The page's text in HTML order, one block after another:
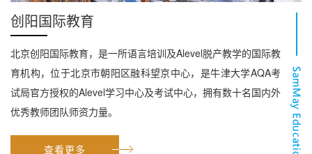
创阳国际教育
北京创阳国际教育，是一所语言培训及Alevel脱产教学的国际教
育机构，位于北京市朝阳区融科望京中心，是牛津大学AQA考
试局官方授权的Alevel学习中心及考试中心，拥有数十名国内外
优秀教师团队师资力量。
查看更多